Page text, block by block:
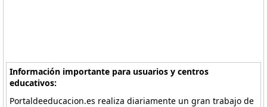
Información importante para usuarios y centros
educativos:
Portaldeeducacion.es realiza diariamente un gran trabajo de